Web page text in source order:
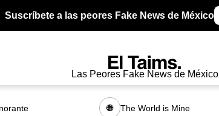
Suscríbete a las peores Fake News de México
Las Peores Fake News de México
🌐 The World is Mine